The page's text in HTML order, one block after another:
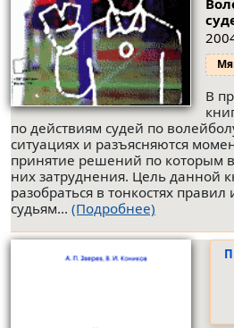
В
по действиям судей по
ситуациях и разъясняются
принятие решений по которым
них затруднения. Цель данной
разобраться в тонкостях
судьям... (Подробнее)